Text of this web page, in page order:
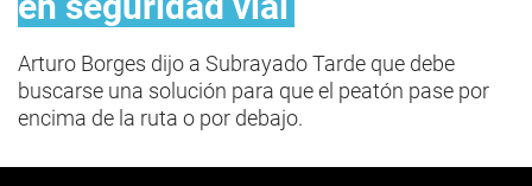
Arturo Borges dijo a Subrayado Tarde que debe
buscarse una solución para que el peatón pase por
encima de la ruta o por debajo.